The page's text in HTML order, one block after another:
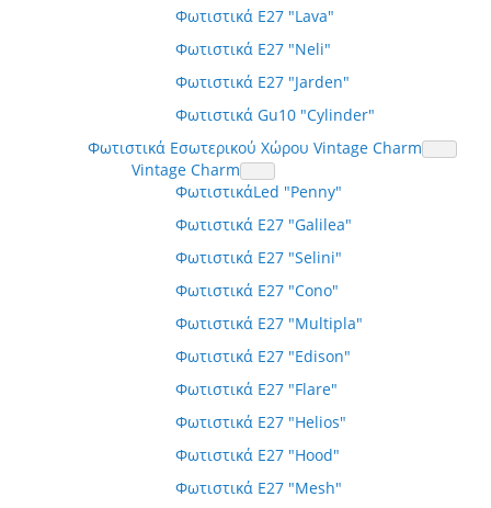
Φωτιστικά E27 "Lava"
Φωτιστικά E27 "Neli"
Φωτιστικά E27 "Jarden"
Φωτιστικά Gu10 "Cylinder"
Φωτιστικά Εσωτερικού Χώρου Vintage Charm
Vintage Charm
ΦωτιστικάLed "Penny"
Φωτιστικά E27 "Galilea"
Φωτιστικά E27 "Selini"
Φωτιστικά E27 "Cono"
Φωτιστικά E27 "Multipla"
Φωτιστικά E27 "Edison"
Φωτιστικά E27 "Flare"
Φωτιστικά E27 "Helios"
Φωτιστικά E27 "Hood"
Φωτιστικά E27 "Mesh"